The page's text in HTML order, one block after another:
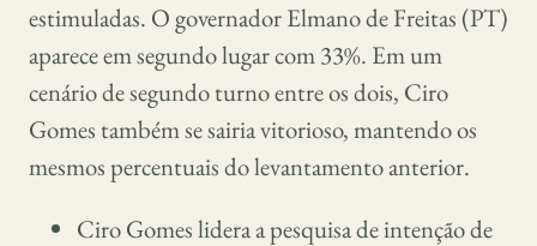
estimuladas. O governador Elmano de Freitas (PT)
aparece em segundo lugar com 33%. Em um
cenário de segundo turno entre os dois, Ciro
Gomes também se sairia vitorioso, mantendo os
mesmos percentuais do levantamento anterior.
Ciro Gomes lidera a pesquisa de intenção de